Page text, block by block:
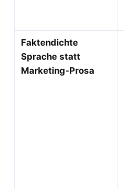
Faktendichte
Sprache statt
Marketing-Prosa